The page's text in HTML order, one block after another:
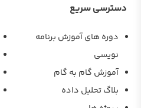
دسترسی سریع
دوره های آموزش برنامه
نویسی
آموزش گام به گام
بلاگ تحلیل داده